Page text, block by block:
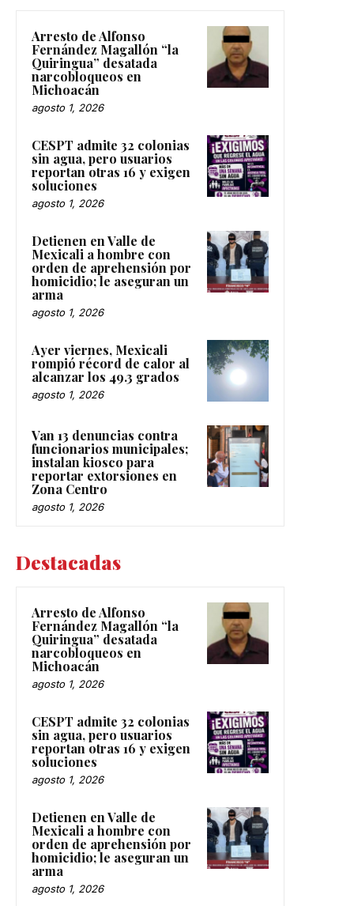
Arresto de Alfonso
Fernández Magallón “la
Quiringua” desatada
narcobloqueos en
Michoacán
agosto 1, 2026
CESPT admite 32 colonias
sin agua, pero usuarios
reportan otras 16 y exigen
soluciones
agosto 1, 2026
Detienen en Valle de
Mexicali a hombre con
orden de aprehensión por
homicidio; le aseguran un
arma
agosto 1, 2026
Ayer viernes, Mexicali
rompió récord de calor al
alcanzar los 49.3 grados
agosto 1, 2026
Van 13 denuncias contra
funcionarios municipales;
instalan kiosco para
reportar extorsiones en
Zona Centro
agosto 1, 2026
Destacadas
Arresto de Alfonso
Fernández Magallón “la
Quiringua” desatada
narcobloqueos en
Michoacán
agosto 1, 2026
CESPT admite 32 colonias
sin agua, pero usuarios
reportan otras 16 y exigen
soluciones
agosto 1, 2026
Detienen en Valle de
Mexicali a hombre con
orden de aprehensión por
homicidio; le aseguran un
arma
agosto 1, 2026